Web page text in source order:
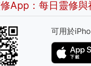
App：每日靈修與
可用於